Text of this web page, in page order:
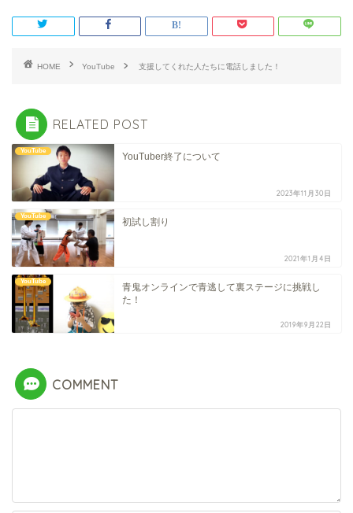
HOME YouTube 支援してくれた人たちに電話しました！
RELATED POST
YouTube
YouTuber終了について
2023年11月30日
YouTube
初試し割り
2021年1月4日
YouTube
青鬼オンラインで青逃して裏ステージに挑戦し
た！
2019年9月22日
COMMENT